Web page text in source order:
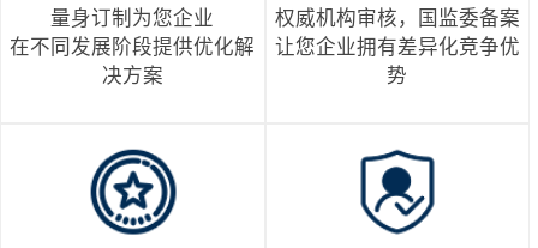
量身订制为您企业
在不同发展阶段提供优化解
决方案
权威机构审核，国监委备案
让您企业拥有差异化竞争优
势